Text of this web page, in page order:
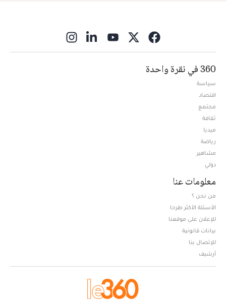
360 في نقرة واحدة
سياسة
اقتصاد
مجتمع
ثقافة
ميديا
رياضة
مشاهير
دولي
معلومات عنا
من نحن ؟
الأسئلة الأكثر طرحا
للإعلان على موقعنا
بيانات قانونية
للإتصال بنا
أرشيف